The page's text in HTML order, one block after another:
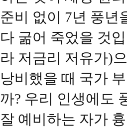
준비 없이 7년 풍년
다 굶어 죽었을 것
라 저금리 저유가)
낭비했을 때 국가
까? 우리 인생에도
잘 예비하는 자가